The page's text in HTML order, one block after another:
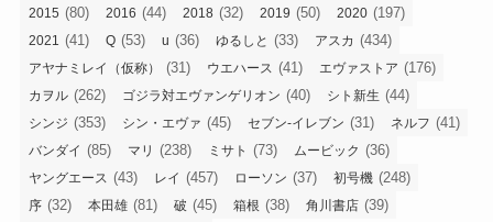
2015 (80) 2016 (44) 2018 (32) 2019 (50) 2020 (197)
2021 (41) Q (53) u (36) ゆるしと (33) アスカ (434)
アヤナミレイ（仮称） (31) ウエハース (41) エヴァストア (176)
カヲル (262) ゴジラ対エヴァンゲリオン (40) シト新生 (44)
シンジ (353) シン・エヴァ (45) セブン-イレブン (31) ネルフ (41)
バンダイ (85) マリ (238) ミサト (73) ムービック (36)
ヤングエース (43) レイ (457) ローソン (37) 初号機 (248)
序 (32) 本田雄 (81) 破 (45) 箱根 (38) 角川書店 (39)